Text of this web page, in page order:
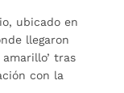
ubicado en
llegaron
tras
con la